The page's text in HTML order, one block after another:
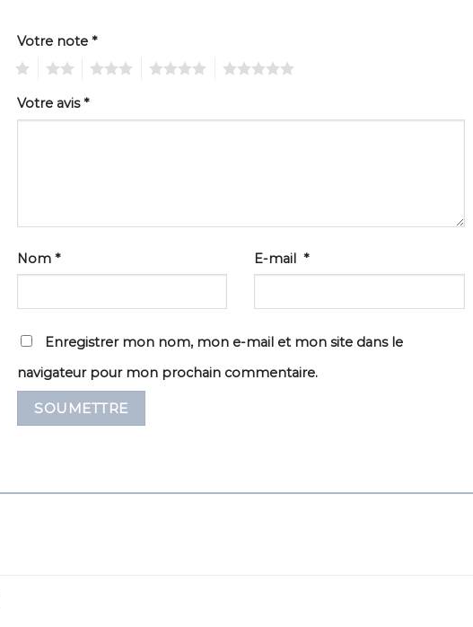
Votre note *
Votre avis*
Nom * E-mail*
Enregistrer mon nom, mon e-mail et mon site dans le
navigateur pour mon prochain commentaire.